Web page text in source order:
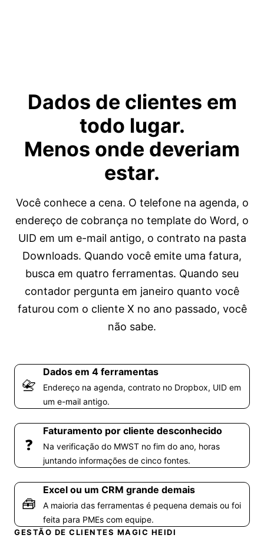
Dados de clientes em
todo lugar.
Menos onde deveriam
estar.
Você conhece a cena. O telefone na agenda, o
endereço de cobrança no template do Word, o
UID em um e-mail antigo, o contrato na pasta
Downloads. Quando você emite uma fatura,
busca em quatro ferramentas. Quando seu
contador pergunta em janeiro quanto você
faturou com o cliente X no ano passado, você
não sabe.
📇
Dados em 4 ferramentas
Endereço na agenda, contrato no Dropbox, UID em
um e-mail antigo.
❓
Faturamento por cliente desconhecido
Na verificação do MWST no fim do ano, horas
juntando informações de cinco fontes.
🧰
Excel ou um CRM grande demais
A maioria das ferramentas é pequena demais ou foi
feita para PMEs com equipe.
GESTÃO DE CLIENTES MAGIC HEIDI